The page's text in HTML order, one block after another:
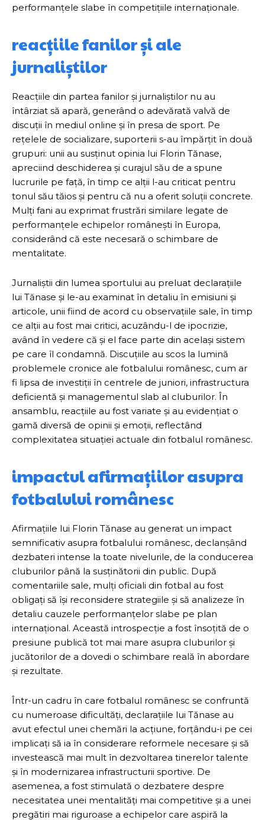
performanțele slabe în competițiile internaționale.
reacțiile fanilor și ale
jurnaliștilor
Reacțiile din partea fanilor și jurnaliștilor nu au
întârziat să apară, generând o adevărată valvă de
discuții în mediul online și în presa de sport. Pe
rețelele de socializare, suporterii s-au împărțit în două
grupuri: unii au susținut opinia lui Florin Tănase,
apreciind deschiderea și curajul său de a spune
lucrurile pe față, în timp ce alții l-au criticat pentru
tonul său tăios și pentru că nu a oferit soluții concrete.
Mulți fani au exprimat frustrări similare legate de
performanțele echipelor românești în Europa,
considerând că este necesară o schimbare de
mentalitate.
Jurnaliștii din lumea sportului au preluat declarațiile
lui Tănase și le-au examinat în detaliu în emisiuni și
articole, unii fiind de acord cu observațiile sale, în timp
ce alții au fost mai critici, acuzându-l de ipocrizie,
având în vedere că și el face parte din același sistem
pe care îl condamnă. Discuțiile au scos la lumină
problemele cronice ale fotbalului românesc, cum ar
fi lipsa de investiții în centrele de juniori, infrastructura
deficientă și managementul slab al cluburilor. În
ansamblu, reacțiile au fost variate și au evidențiat o
gamă diversă de opinii și emoții, reflectând
complexitatea situației actuale din fotbalul românesc.
impactul afirmațiilor asupra
fotbalului românesc
Afirmațiile lui Florin Tănase au generat un impact
semnificativ asupra fotbalului românesc, declanșând
dezbateri intense la toate nivelurile, de la conducerea
cluburilor până la susținătorii din public. După
comentariile sale, mulți oficiali din fotbal au fost
obligați să își reconsidere strategiile și să analizeze în
detaliu cauzele performanțelor slabe pe plan
internațional. Această introspecție a fost însoțită de o
presiune publică tot mai mare asupra cluburilor și
jucătorilor de a dovedi o schimbare reală în abordare
și rezultate.
Într-un cadru în care fotbalul românesc se confruntă
cu numeroase dificultăți, declarațiile lui Tănase au
avut efectul unei chemări la acțiune, forțându-i pe cei
implicați să ia în considerare reformele necesare și să
investească mai mult în dezvoltarea tinerelor talente
și în modernizarea infrastructurii sportive. De
asemenea, a fost stimulată o dezbatere despre
necesitatea unei mentalități mai competitive și a unei
pregătiri mai riguroase a echipelor care aspiră la